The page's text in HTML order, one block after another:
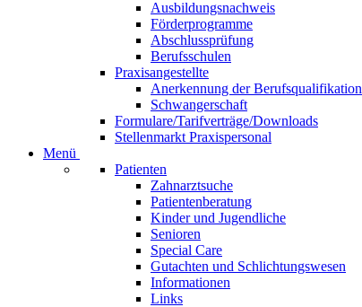
Ausbildungsnachweis
Förderprogramme
Abschlussprüfung
Berufsschulen
Praxisangestellte
Anerkennung der Berufsqualifikation
Schwangerschaft
Formulare/Tarifverträge/Downloads
Stellenmarkt Praxispersonal
Menü
Patienten
Zahnarztsuche
Patientenberatung
Kinder und Jugendliche
Senioren
Special Care
Gutachten und Schlichtungswesen
Informationen
Links